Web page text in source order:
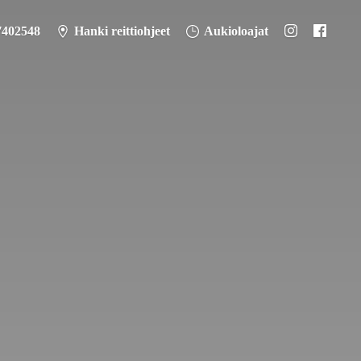
Hanki reittiohjeet Aukioloajat